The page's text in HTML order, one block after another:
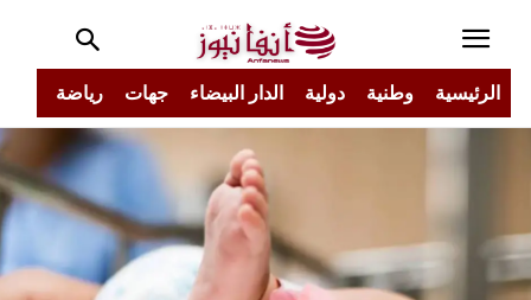
الرئيسية وطنية دولية الدار البيضاء جهات رياضة